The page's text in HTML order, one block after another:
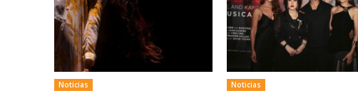
Noticias Noticias